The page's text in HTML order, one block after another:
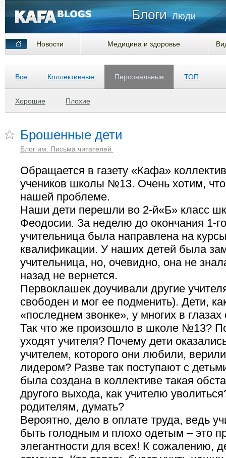
Блоги Люди
Новости Медицина и здоровье
Все Коллективные Персональные
Хорошие Плохие
ТОП
Брошенные дети
Блог им. Письма читателей
Обращается в газету «Кафа»
учеников школы №13. Очень хотим,
нашей проблеме.
Наши дети перешли во 2-й«Б» класс
Феодосии. За неделю до окончания 1-
учительница была направлена на
квалификации. У наших детей была
учительница, но, очевидно, она не
назад не вернется.
Первоклашек доучивали другие
свободен и мог ее подменить). Дети,
«последнем звонке», у многих в
Так что же произошло в школе №13?
уходят учителя? Почему дети
учителем, которого они любили,
лидером? Разве так поступают с
была создана в коллективе такая
другого выхода, как учителю
родителям, думать?
Вероятно, дело в оплате труда, ведь
быть голодным и плохо одетым – это
элегантности для всех! К сожалению,